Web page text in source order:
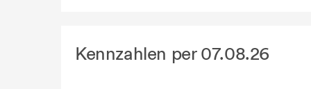
Kennzahlen per 07.08.26